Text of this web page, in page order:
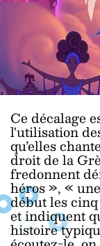
Ce décalage
l'utilisation
qu’elles
droit de la
fredonnent
héros », «
début les
et indiquent
histoire